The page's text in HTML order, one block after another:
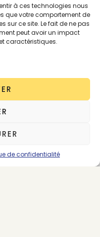
à ces technologies nous
que votre comportement de
sur ce site. Le fait de ne pas
peut avoir un impact
caractéristiques.
de confidentialité